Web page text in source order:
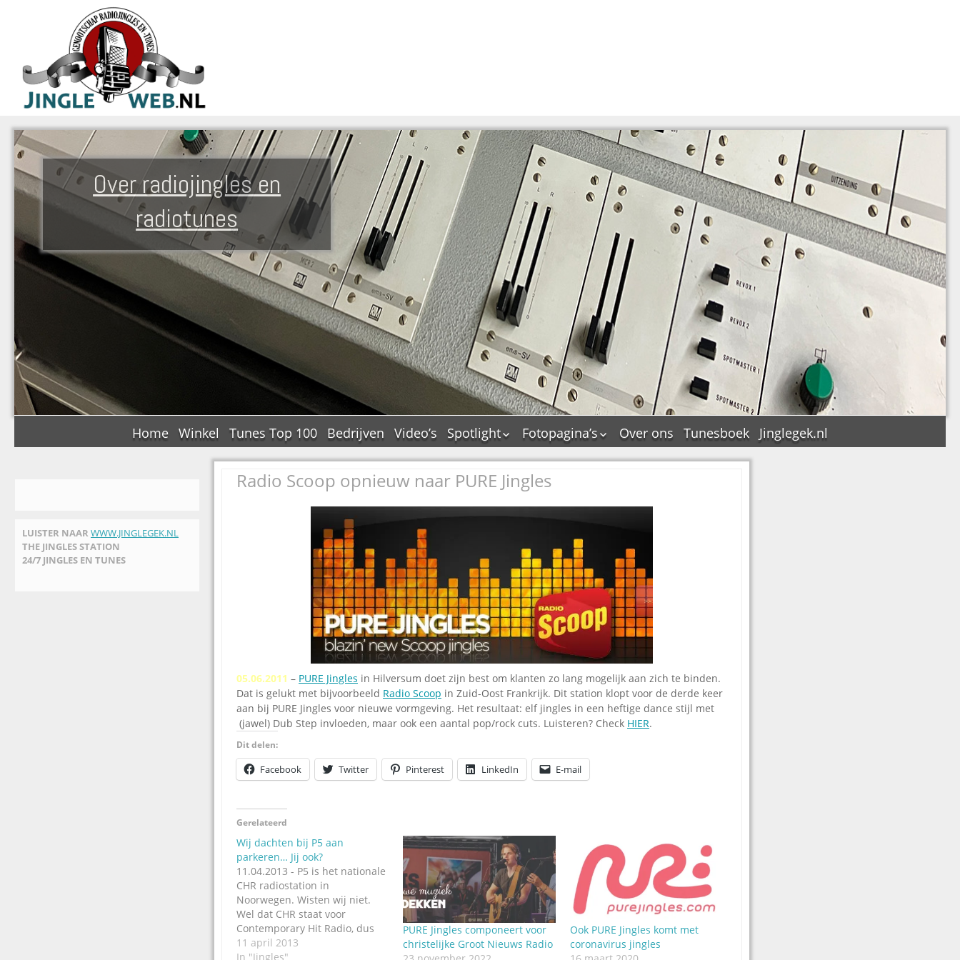
Over radiojingles en
radiotunes
Home Winkel Tunes Top 100 Bedrijven Video’s
Spotlight
De Tourflitsjingle –
wie zijn de makers?
Jingledemo’s en hun
tags
De Tourtune
Ferry Maat 65
Ferry Maat interview
Jingle Awards
Jingle NIEUW
Omroepbanden
Stoomfluit Klaas
Vaak
Uitvinding
jinglecassette
Fotopagina’s
JAM in pictures
PAMS in pictures
Pepper & Tanner in
Top Format in
pictures
Dik Voormekaar in
foto’s
Over ons Tunesboek Jinglegek.nl
LUISTER NAAR WWW.JINGLEGEK.NL
THE JINGLES STATION
24/7 JINGLES EN TUNES
Radio Scoop opnieuw naar PURE Jingles
05.06.2011 – PURE Jingles in Hilversum doet zijn best om klanten zo lang mogelijk aan zich te binden.
Dat is gelukt met bijvoorbeeld Radio Scoop in Zuid-Oost Frankrijk. Dit station klopt voor de derde keer
aan bij PURE Jingles voor nieuwe vormgeving. Het resultaat: elf jingles in een heftige dance stijl met
(jawel) Dub Step invloeden, maar ook een aantal pop/rock cuts. Luisteren? Check HIER.
Dit delen:
Facebook Twitter Pinterest LinkedIn E-mail
Gerelateerd
Wij dachten bij P5 aan
parkeren… Jij ook?
11.04.2013 - P5 is het nationale
CHR radiostation in
Noorwegen. Wisten wij niet.
Wel dat CHR staat voor
Contemporary Hit Radio, dus
een radiostation met de hits
van nu. Anyway: PURE Jingles in
11 april 2013
In "Jingles"
PURE Jingles componeert voor
christelijke Groot Nieuws Radio
Ook PURE Jingles komt met
coronavirus jingles